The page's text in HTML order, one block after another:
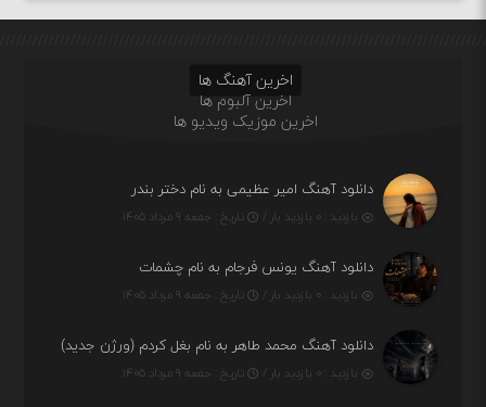
اخرین آهنگ ها
اخرین آلبوم ها
اخرین موزیک ویدیو ها
دانلود آهنگ امیر عظیمی به نام دختر بندر
بازدید : ۰ بازدید بار / تاریخ : جمعه ۹ مرداد ۱۴۰۵
دانلود آهنگ یونس فرجام به نام چشمات
بازدید : ۰ بازدید بار / تاریخ : جمعه ۹ مرداد ۱۴۰۵
دانلود آهنگ محمد طاهر به نام بغل کردم (ورژن جدید)
بازدید : ۰ بازدید بار / تاریخ : جمعه ۹ مرداد ۱۴۰۵